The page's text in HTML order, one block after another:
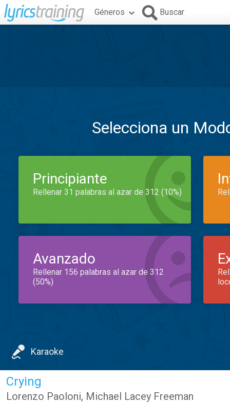
Géneros Buscar
Selecciona un
Principiante
Rellenar 31 palabras al azar de 312 (10%)
Avanzado
Rellenar 156 palabras al azar de 312
(50%)
Karaoke
Crying
Lorenzo Paoloni, Michael Lacey Freeman